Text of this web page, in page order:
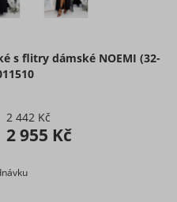
pro Boubelky
s flitry dámské NOEMI (32-
2 442 Kč
2 955 Kč